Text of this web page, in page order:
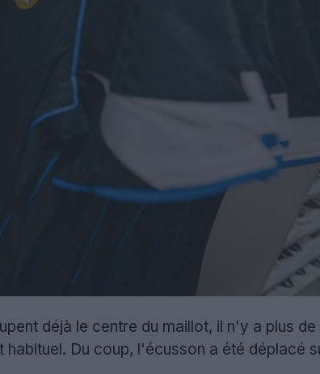
déjà le centre du maillot, il n'y a plus
Du coup, l'écusson a été déplacé